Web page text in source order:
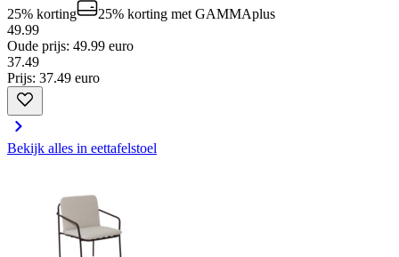
25% korting
25% korting met GAMMAplus
49.99
Oude prijs: 49.99 euro
37.49
Prijs: 37.49 euro
Bekijk alles in eettafelstoel